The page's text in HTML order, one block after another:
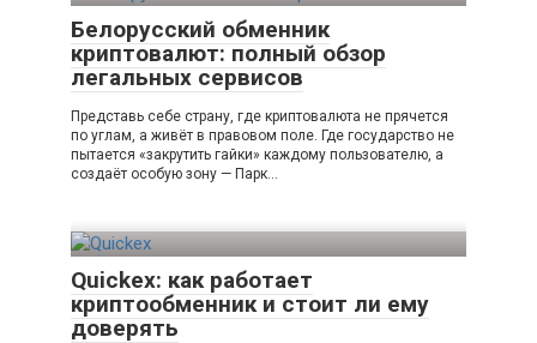
Белорусский обменник
криптовалют: полный обзор
легальных сервисов
Представь себе страну, где криптовалюта не прячется
по углам, а живёт в правовом поле. Где государство не
пытается «закрутить гайки» каждому пользователю, а
создаёт особую зону — Парк…
Quickex: как работает
криптообменник и стоит ли ему
доверять